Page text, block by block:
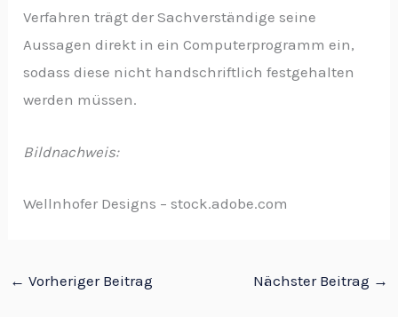
Verfahren trägt der Sachverständige seine
Aussagen direkt in ein Computerprogramm ein,
sodass diese nicht handschriftlich festgehalten
werden müssen.
Bildnachweis:
Wellnhofer Designs – stock.adobe.com
← Vorheriger Beitrag Nächster Beitrag →